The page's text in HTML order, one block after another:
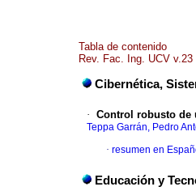
Tabla de contenido
Rev. Fac. Ing. UCV
Cibernética,
· Control robusto de
Teppa Garrán, Pedro
· resumen en
Educación y